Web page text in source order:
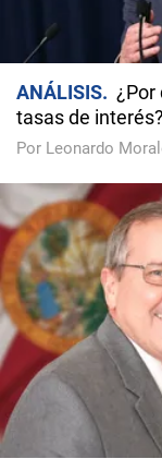
ANÁLISIS
¿Por
tasas de interés?
Por Leonardo